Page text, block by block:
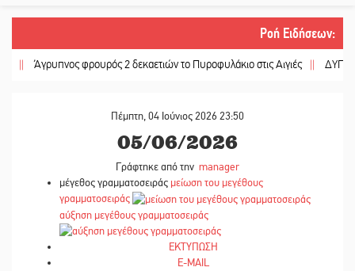
Ροή Ειδήσεων:
Άγρυπνος φρουρός 2 δεκαετιών το Πυροφυλάκιο στις Αιγιές || ΔΥΠΑ:
Πέμπτη, 04 Ιούνιος 2026 23:50
05/06/2026
Γράφτηκε από την manager
μέγεθος γραμματοσειράς μείωση του μεγέθους
γραμματοσειράς
αύξηση μεγέθους γραμματοσειράς
ΕΚΤΥΠΩΣΗ
E-MAIL